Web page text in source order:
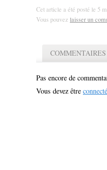
Cet article a été posté le 5
Vous pouvez laisser un
Pas encore de
Vous devez être connecté